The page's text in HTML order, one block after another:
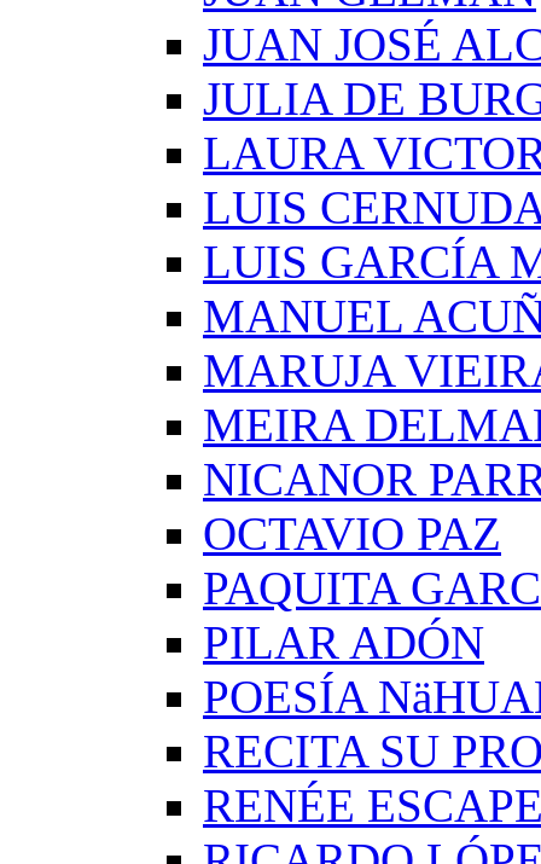
JUAN JOSÉ
JULIA DE
LAURA
LUIS
LUIS GARCÍA
MANUEL
MARUJA
MEIRA
NICANOR
OCTAVIO PAZ
PAQUITA
PILAR ADÓN
POESÍA
RECITA SU
RENÉE